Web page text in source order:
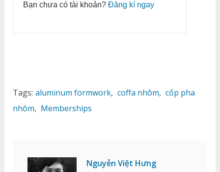
Bạn chưa có tài khoản?Đăng kí ngay
Tags: aluminum formwork, coffa nhôm, cốp pha
nhôm, Memberships
Nguyễn Việt Hưng